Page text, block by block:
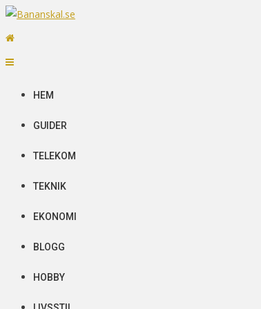
Skip
Bananskal.se
Senaste nytt
HEM
GUIDER
TELEKOM
TEKNIK
EKONOMI
BLOGG
HOBBY